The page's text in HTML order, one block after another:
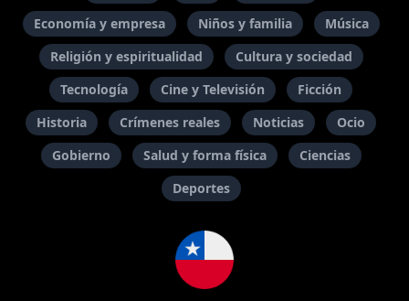
Economía y empresa
Niños y familia
Música
Religión y espiritualidad
Cultura y sociedad
Tecnología
Cine y Televisión
Ficción
Historia
Crímenes reales Noticias
Ocio
Gobierno
Salud y forma física
Ciencias
Deportes